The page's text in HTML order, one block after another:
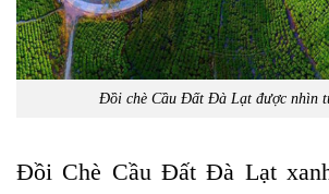
Đồi chè Cầu Đất Đà Lạt được nhìn
Đồi Chè Cầu Đất Đà Lạt